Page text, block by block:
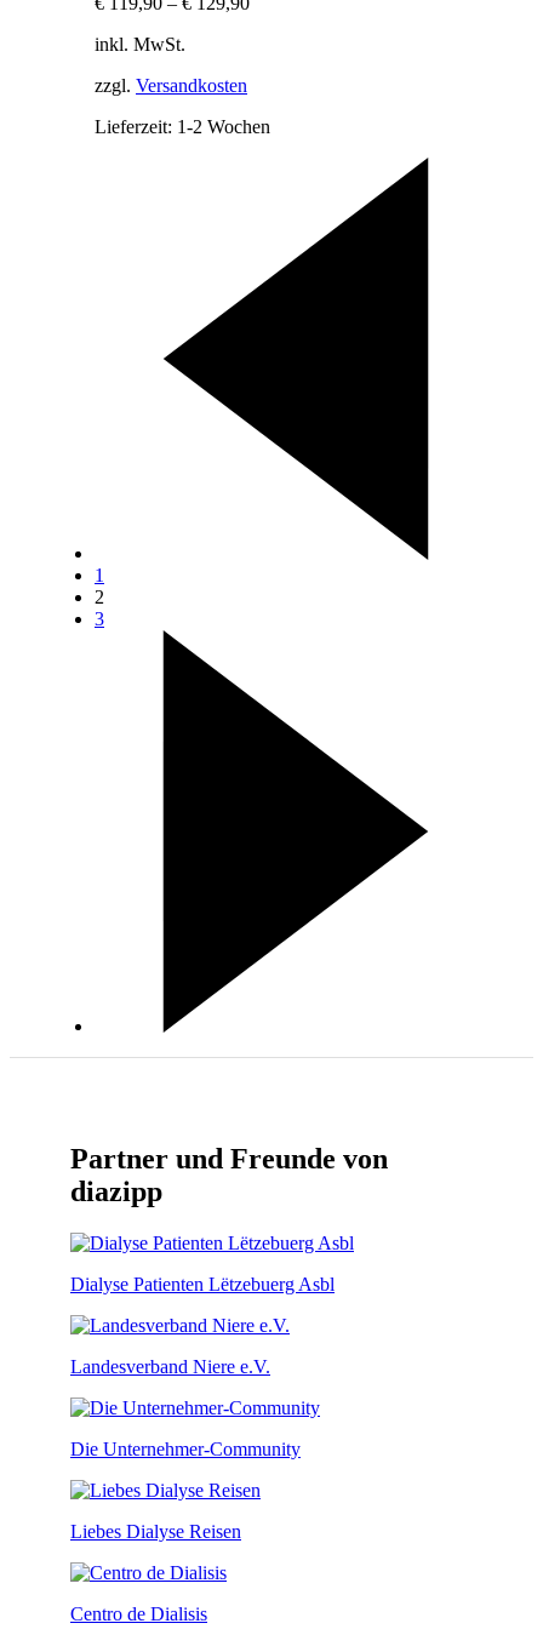
inkl. MwSt.
zzgl. Versandkosten
Lieferzeit: 1-2 Wochen
1
2
3
Partner und Freunde von
diazipp
Dialyse Patienten Lëtzebuerg Asbl
Landesverband Niere e.V.
Die Unternehmer-Community
Liebes Dialyse Reisen
Centro de Dialisis